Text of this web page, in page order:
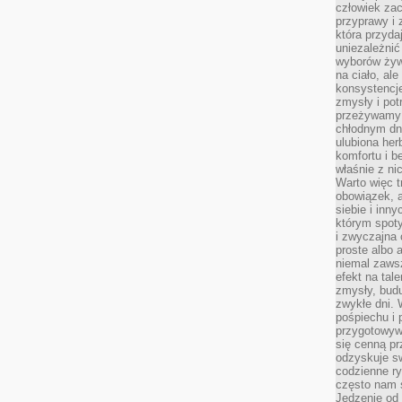
człowiek
przyprawy i
która
wyborów
na ciało,
zmysły i
chłodnym
ulubiona
komfortu i
właśnie z
Warto więc
obowiązek,
siebie i
którym
i zwyczajna
proste albo
niemal
efekt na
zmysły,
zwykłe dni.
pośpiechu i
się cenną
odzyskuje
codzienne
często nam
Jedzenie